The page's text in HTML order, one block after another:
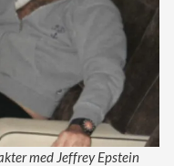
med Jeffrey Epstein